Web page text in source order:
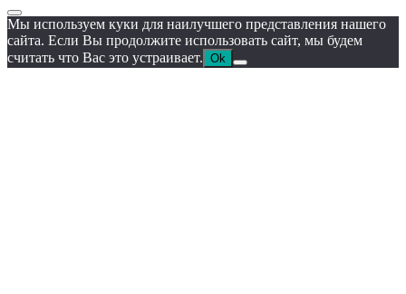
Мы используем куки для наилучшего представления нашего
сайта. Если Вы продолжите использовать сайт, мы будем
считать что Вас это устраивает. Ok